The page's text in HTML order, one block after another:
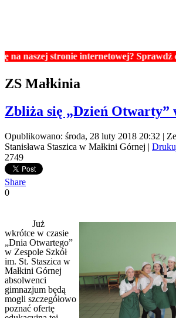
internetowej? Sprawdź ceny reklam.
ZS Małkinia
Zbliża się „Dzień Otwarty”
Opublikowano: środa, 28 luty 2018 20:32 |
Stanisława Staszica w Małkini Górnej |
2749
Share
0
Już
wkrótce w czasie
„Dnia Otwartego”
w Zespole Szkół
im. St. Staszica w
Małkini Górnej
absolwenci
gimnazjum będą
mogli szczegółowo
poznać ofertę